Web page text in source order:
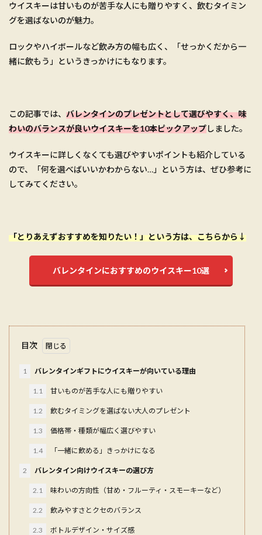
ウイスキーは甘いものが苦手な人にも贈りやすく、飲むタイミン
グを選ばないのが魅力。
ロックやハイボールなど飲み方の幅も広く、「せっかくだから一
緒に飲もう」というきっかけにもなります。
この記事では、 バレンタインのプレゼントとして選びやすく、味
わいのバランスが良いウイスキーを10本ピックアップしました。
ウイスキーに詳しくなくても選びやすいポイントも紹介している
ので、「何を選べばいいかわからない…」という方は、ぜひ参考に
してみてください。
「とりあえずおすすめを知りたい！」という方は、こちらから↓
バレンタインにおすすめのウイスキー10選
目次
1 バレンタインギフトにウイスキーが向いている理由
1.1 甘いものが苦手な人にも贈りやすい
1.2 飲むタイミングを選ばない大人のプレゼント
1.3 価格帯・種類が幅広く選びやすい
1.4 「一緒に飲める」きっかけになる
2 バレンタイン向けウイスキーの選び方
2.1 味わいの方向性（甘め・フルーティ・スモーキーなど）
2.2 飲みやすさとクセのバランス
2.3 ボトルデザイン・サイズ感